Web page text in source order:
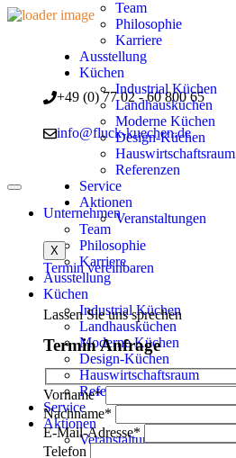
+49 (0) 77 02 - 60 800 65
info@fluck-kuechen.de
Unternehmen
Team
Philosophie
Karriere
Ausstellung
Küchen
Industrial Küchen
Landhausküchen
Moderne Küchen
Design-Küchen
Hauswirtschaftsraum
Referenzen
Service
Aktionen
Veranstaltungen
Team
Philosophie
Karriere
Ausstellung
Küchen
Industrial Küchen
Landhausküchen
Moderne Küchen
Design-Küchen
Hauswirtschaftsraum
Referenzen
Service
Aktionen
Veranstaltungen
X
Termin vereinbaren
Lassen Sie uns sprechen
Termin Anfrage
Vorname*
Nachname*
E-Mail-Adresse*
Telefon